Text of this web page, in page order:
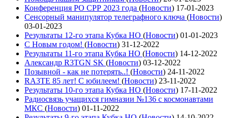
Конференция РО СРР 2023 года (Новости) 17-01-2023
Сенсорный манипулятор телеграфного ключа (Новости)
03-01-2023
Результаты 12-го этапа Кубка НО (Новости) 01-01-2023
С Новым годом! (Новости) 31-12-2022
Результаты 11-го этапа Кубка НО (Новости) 14-12-2022
Александр R3TGN SK (Новости) 03-12-2022
Позывной - как не потерять..! (Новости) 24-11-2022
RA3TE 85 лет! С юбилеем! (Новости) 23-11-2022
Результаты 10-го этапа Кубка НО (Новости) 17-11-2022
Радиосвязь учащихся гимназии №136 с космонавтами
МКС (Новости) 01-11-2022